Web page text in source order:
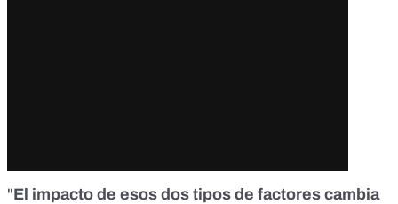
"El impacto de esos dos tipos de factores cambia